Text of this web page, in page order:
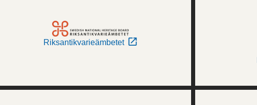
Riksantikvarieämbetet